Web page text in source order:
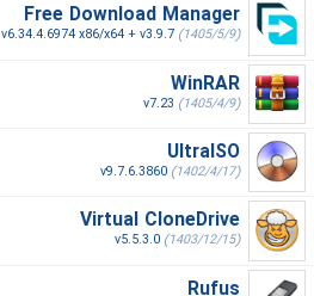
Free Download Manager
v6.34.4.6974 x86/x64 + v3.9.7 (1405/5/9)
WinRAR
v7.23 (1405/4/9)
UltraISO
v9.7.6.3860 (1402/4/17)
Virtual CloneDrive
v5.5.3.0 (1403/12/15)
Rufus